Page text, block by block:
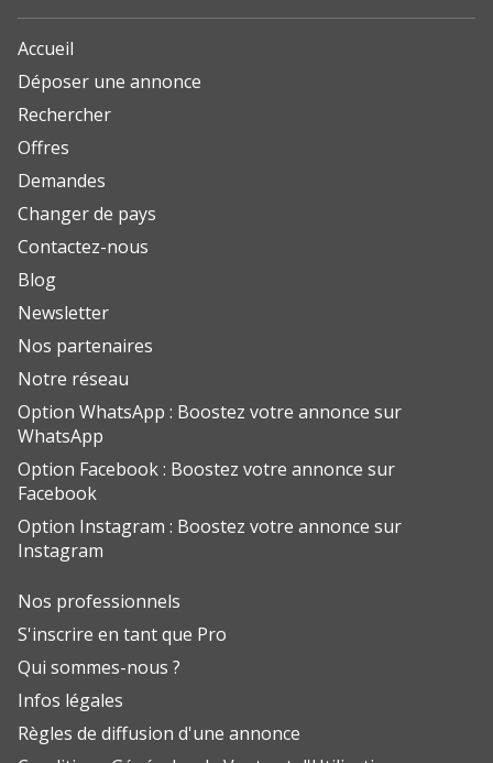
Accueil
Déposer une annonce
Rechercher
Offres
Demandes
Changer de pays
Contactez-nous
Blog
Newsletter
Nos partenaires
Notre réseau
Option WhatsApp : Boostez votre annonce sur
WhatsApp
Option Facebook : Boostez votre annonce sur
Facebook
Option Instagram : Boostez votre annonce sur
Instagram
Nos professionnels
S'inscrire en tant que Pro
Qui sommes-nous ?
Infos légales
Règles de diffusion d'une annonce